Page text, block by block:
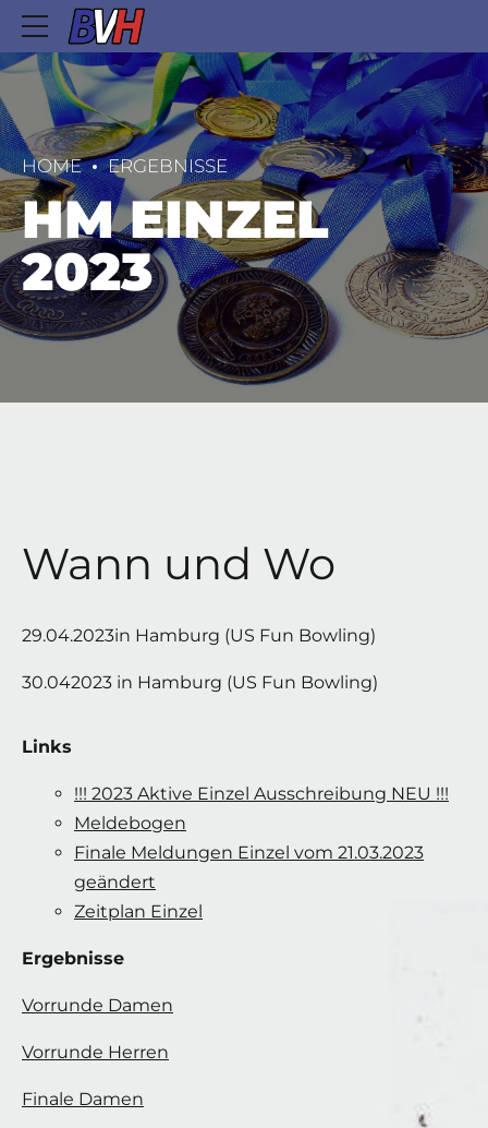
HOME ERGEBNISSE
HM EINZEL
2023
Wann und Wo
29.04.2023in Hamburg (US Fun Bowling)
30.042023 in Hamburg (US Fun Bowling)
Links
!!! 2023 Aktive Einzel Ausschreibung NEU !!!
Meldebogen
Finale Meldungen Einzel vom 21.03.2023
geändert
Zeitplan Einzel
Ergebnisse
Vorrunde Damen
Vorrunde Herren
Finale Damen